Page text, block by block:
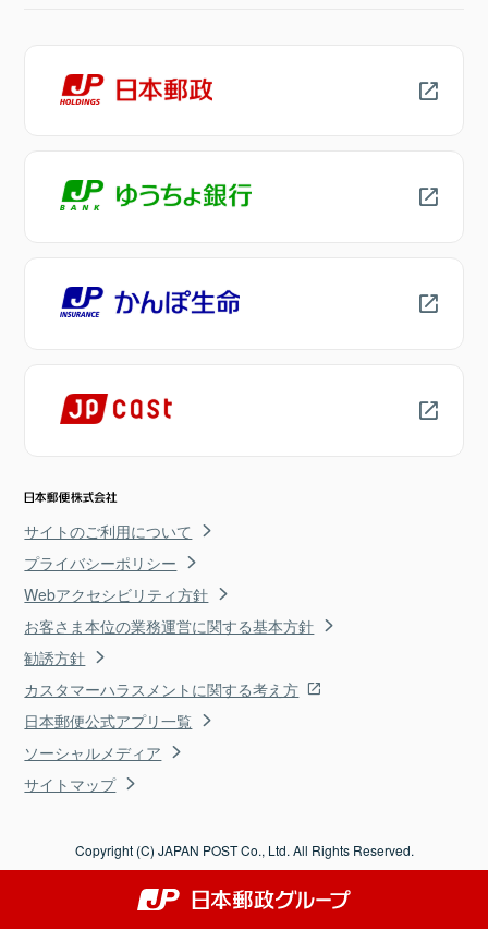
サイトのご利用について
プライバシーポリシー
Webアクセシビリティ方針
お客さま本位の業務運営に関する基本方針
勧誘方針
カスタマーハラスメントに関する考え方
日本郵便公式アプリ一覧
ソーシャルメディア
サイトマップ
Copyright (C) JAPAN POST Co., Ltd. All Rights Reserved.